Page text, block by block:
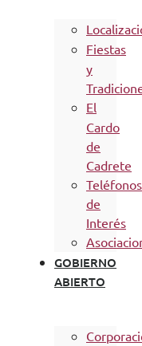
Fiestas
y
El
Cardo
de
Cadrete
Teléfonos
de
Interés
GOBIERNO
ABIERTO